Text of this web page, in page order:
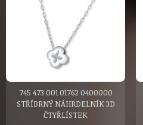
745 473 001 01762 0400000
STŘÍBRNÝ NÁHRDELNÍK 3D
ČTYŘLÍSTEK